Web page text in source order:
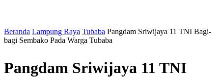
Beranda Lampung Raya Tubaba Pangdam Sriwijaya 11 TNI Bagi-
bagi Sembako Pada Warga Tubaba
Pangdam Sriwijaya 11 TNI